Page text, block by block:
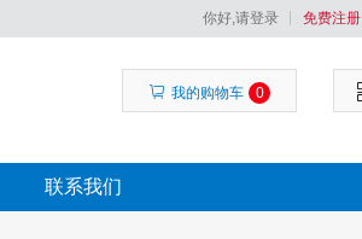
你好,请登录 免费注册
我的购物车 0
联系我们